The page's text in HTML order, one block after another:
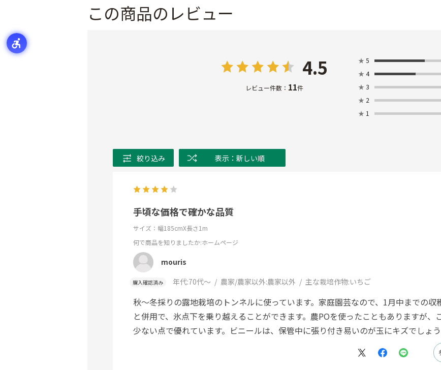
この商品のレビュー
4.5
レビュー件数： 11件
★ 5
★ 4
★ 3
★ 2
★ 1
絞り込み 表示：新しい順
手頃な価格で確かな品質
サイズ：幅185cmX長さ1m
何で商品を知りましたか:ホームページ
mouris
購入確認済み 年代:70代～ 農家/農家以外:農家以外 主な栽培作物:いちご
秋〜冬採りの露地栽培のトンネルに使っています。家庭園芸なので、1月中までの
と併用で、氷点下を乗り越えることができます。農POを使ったこともありますが、
少ない点で優れています。ビニールは、保管中に張り付き易いのが玉にキズでしょう